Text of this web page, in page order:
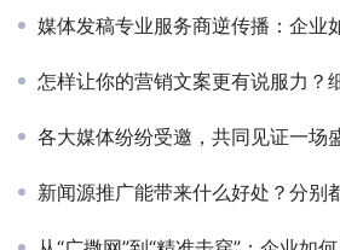
媒体发稿专业服务商逆传播：企业如何借助软文营
怎样让你的营销文案更有说服力？
各大媒体纷纷受邀，共同见证一场
新闻源推广能带来什么好处？分别